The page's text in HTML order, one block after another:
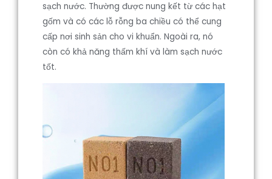
sạch nước. Thường được nung kết từ các hạt
gốm và có các lỗ rỗng ba chiều có thể cung
cấp nơi sinh sản cho vi khuẩn. Ngoài ra, nó
còn có khả năng thấm khí và làm sạch nước
tốt.